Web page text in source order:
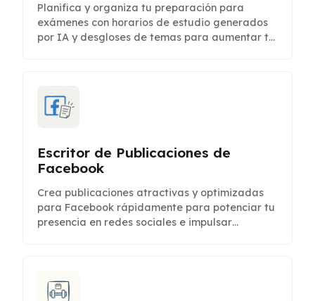
Planifica y organiza tu preparación para
exámenes con horarios de estudio generados
por IA y desgloses de temas para aumentar tu
Escritor de Publicaciones de
Facebook
Crea publicaciones atractivas y optimizadas
para Facebook rápidamente para potenciar tu
presencia en redes sociales e impulsar